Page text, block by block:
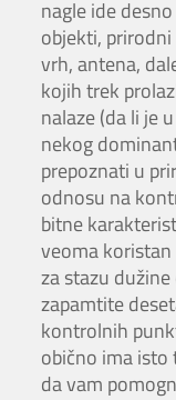
nagle ide
objekti,
vrh, antena,
kojih trek
nalaze (da li je
nekog
prepoznati u
odnosu na
bitne
veoma
za stazu
zapamtite
kontrolnih
obično ima
da vam